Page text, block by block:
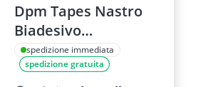
Dpm Tapes Nastro
Biadesivo
Trasparente per
Body Tape, Spalline
spedizione immediata
spedizione gratuita